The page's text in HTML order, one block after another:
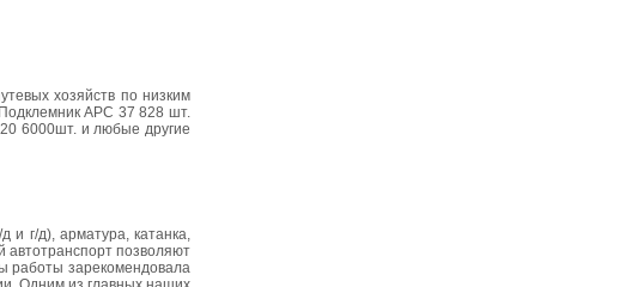
хозяйств по низким
АРС 37 828 шт.
6000шт. и любые другие
и г/д), арматура, катанка,
автотранспорт позволяют
работы зарекомендовала